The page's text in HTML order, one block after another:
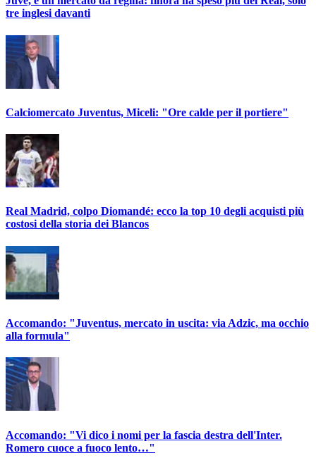
tre inglesi davanti
Calciomercato Juventus, Miceli: "Ore calde per il portiere"
Real Madrid, colpo Diomandé: ecco la top 10 degli acquisti più
costosi della storia dei Blancos
Accomando: "Juventus, mercato in uscita: via Adzic, ma occhio
alla formula"
Accomando: "Vi dico i nomi per la fascia destra dell'Inter.
Romero cuoce a fuoco lento…"